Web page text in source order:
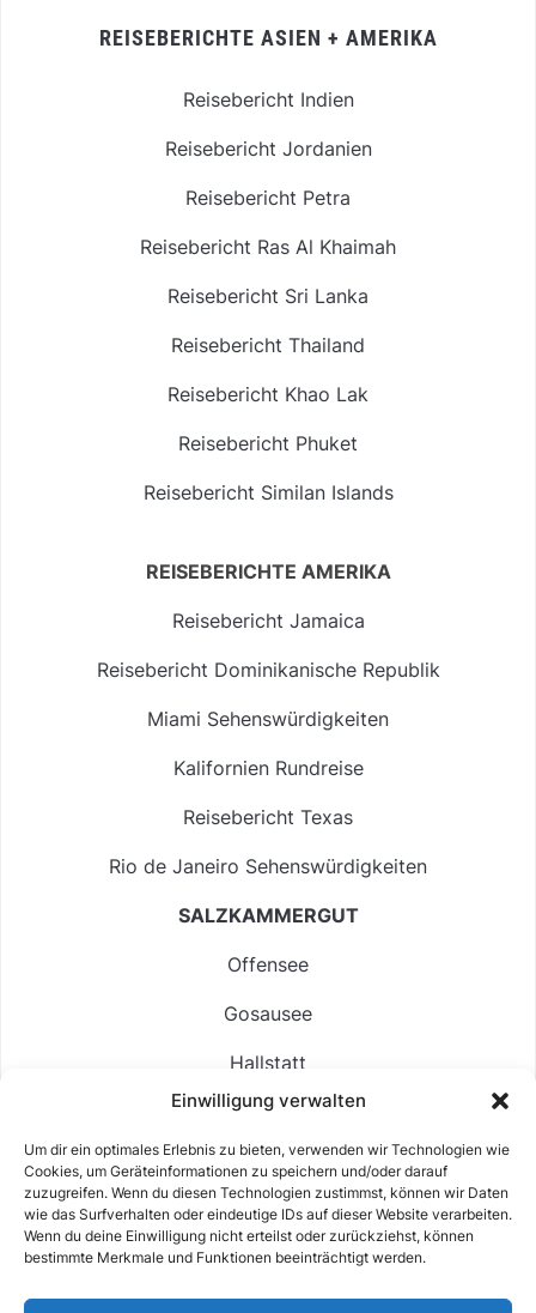
Einwilligung verwalten
Um dir ein optimales Erlebnis zu bieten, verwenden wir Technologien wie
Cookies, um Geräteinformationen zu speichern und/oder darauf
zuzugreifen. Wenn du diesen Technologien zustimmst, können wir Daten
wie das Surfverhalten oder eindeutige IDs auf dieser Website verarbeiten.
Wenn du deine Einwilligung nicht erteilst oder zurückziehst, können
bestimmte Merkmale und Funktionen beeinträchtigt werden.
REISEBERICHTE ASIEN + AMERIKA
Reisebericht Indien
Reisebericht Jordanien
Reisebericht Petra
Reisebericht Ras Al Khaimah
Reisebericht Sri Lanka
Reisebericht Thailand
Reisebericht Khao Lak
Reisebericht Phuket
Reisebericht Similan Islands
REISEBERICHTE AMERIKA
Reisebericht Jamaica
Reisebericht Dominikanische Republik
Miami Sehenswürdigkeiten
Kalifornien Rundreise
Reisebericht Texas
Rio de Janeiro Sehenswürdigkeiten
SALZKAMMERGUT
Offensee
Gosausee
Hallstatt
Langbathsee
Altausseer See
Hintersee